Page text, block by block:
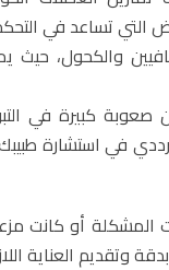
التي تساعد في
والكحول،
صعوبة كبيرة في
في استشارة
المشكلة أو كانت
وتقديم العناية